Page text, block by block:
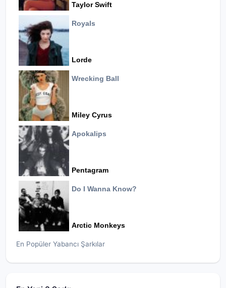
Taylor Swift
Royals
Lorde
Wrecking Ball
Miley Cyrus
Apokalips
Pentagram
Do I Wanna Know?
Arctic Monkeys
En Popüler Yabancı Şarkılar